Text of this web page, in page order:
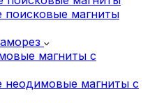
поисковые магниты
магниты с
неодимовые магниты с